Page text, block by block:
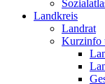
Landkreis
Landrat
Kurzinfo